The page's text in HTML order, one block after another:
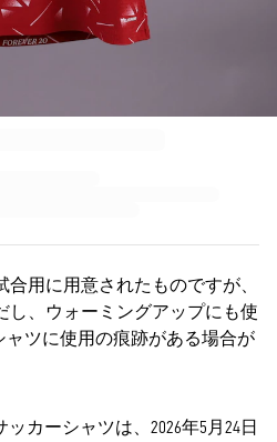
FC to ensure its authenticity.
用に用意されたものですが、
し、ウォーミングアップにも使
ツに使用の痕跡がある場合が
カーシャツは、2026年5月24日